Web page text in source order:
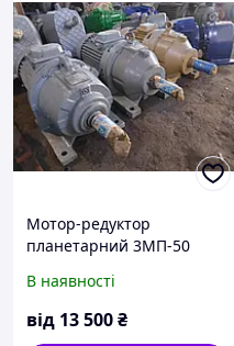
Мотор-редуктор
планетарний 3МП-50
розрахунки
В наявності
від 13 500₴